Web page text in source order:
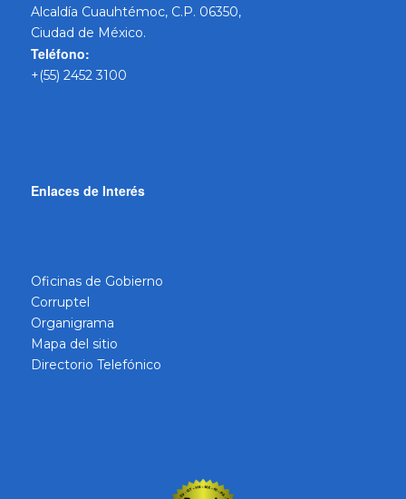
Alcaldía Cuauhtémoc, C.P. 06350,
Ciudad de México.
Teléfono:
+(55) 2452 3100
Enlaces de Interés
Oficinas de Gobierno
Corruptel
Organigrama
Mapa del sitio
Directorio Telefónico